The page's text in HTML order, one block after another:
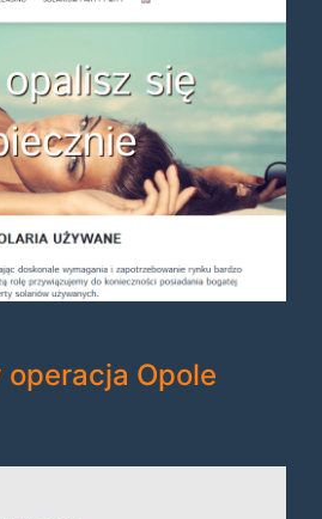
operacja Opole